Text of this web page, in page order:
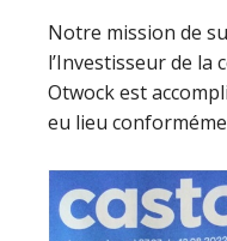
Notre mission de
l’Investisseur de la
Otwock est
eu lieu